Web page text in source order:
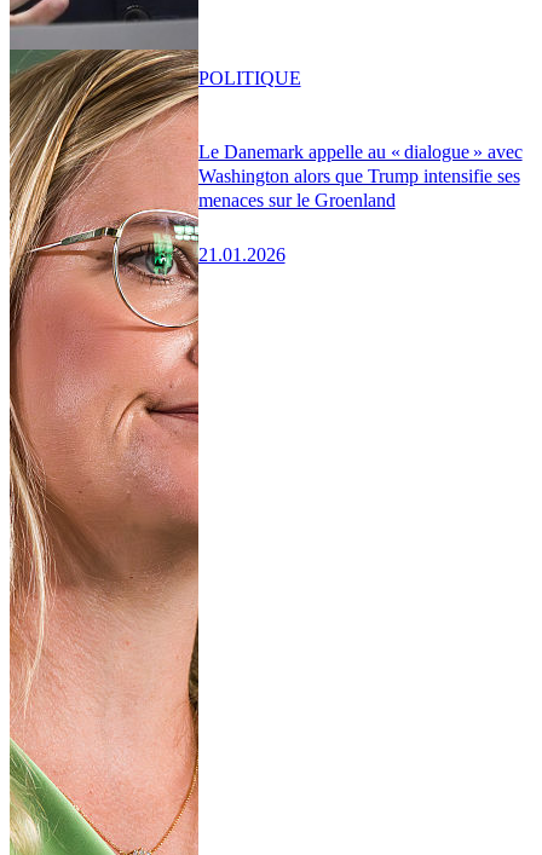
Le Danemark appelle au « dialogue » avec
Washington alors que Trump intensifie ses
menaces sur le Groenland
21.01.2026
POLITIQUE